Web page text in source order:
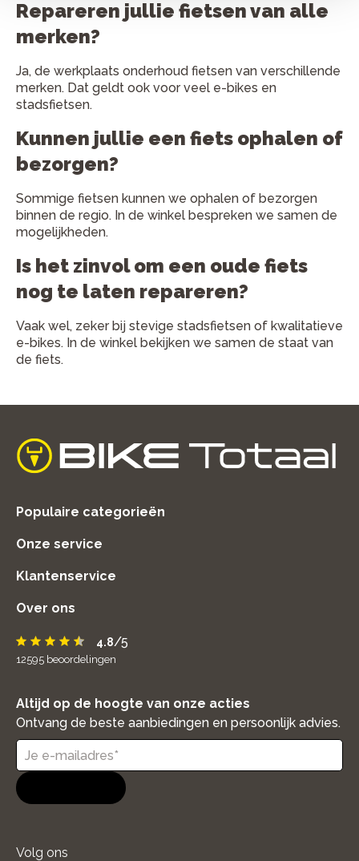
Repareren jullie fietsen van alle
merken?
Ja, de werkplaats onderhoud fietsen van verschillende
merken. Dat geldt ook voor veel e-bikes en
stadsfietsen.
Kunnen jullie een fiets ophalen of
bezorgen?
Sommige fietsen kunnen we ophalen of bezorgen
binnen de regio. In de winkel bespreken we samen de
mogelijkheden.
Is het zinvol om een oude fiets
nog te laten repareren?
Vaak wel, zeker bij stevige stadsfietsen of kwalitatieve
e-bikes. In de winkel bekijken we samen de staat van
de fiets.
home
Populaire categorieën
Onze service
Klantenservice
Over ons
4.8/5
12595 beoordelingen
Altijd op de hoogte van onze acties
Ontvang de beste aanbiedingen en persoonlijk advies.
Volg ons